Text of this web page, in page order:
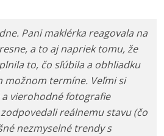
Pani maklérka reagovala na
a to aj napriek tomu, že
to, čo sľúbila a obhliadku
možnom termíne. Veľmi si
vierohodné fotografie
reálnemu stavu (čo
nezmyselné trendy s